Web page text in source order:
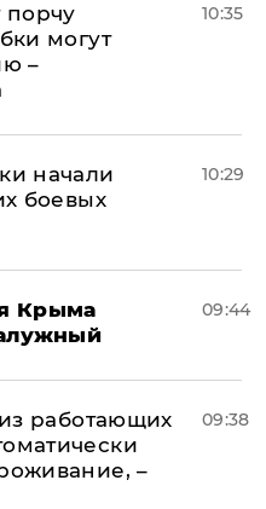
порчу
могут
–
10:35
начали
боевых
10:29
Крыма
09:44
работающих
–
09:38